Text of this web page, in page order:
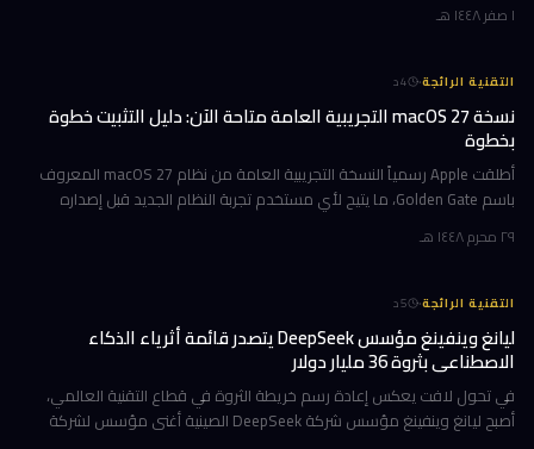
١ صفر ١٤٤٨ هـ
التقنية الرائجة·
4د
نسخة macOS 27 التجريبية العامة متاحة الآن: دليل التثبيت خطوة
بخطوة
أطلقت Apple رسمياً النسخة التجريبية العامة من نظام macOS 27 المعروف
باسم Golden Gate، ما يتيح لأي مستخدم تجربة النظام الجديد قبل إصداره
٢٩ محرم ١٤٤٨ هـ
التقنية الرائجة·
5د
ليانغ وينفينغ مؤسس DeepSeek يتصدر قائمة أثرياء الذكاء
الاصطناعي بثروة 36 مليار دولار
في تحول لافت يعكس إعادة رسم خريطة الثروة في قطاع التقنية العالمي،
أصبح ليانغ وينفينغ مؤسس شركة DeepSeek الصينية أغنى مؤسس لشركة